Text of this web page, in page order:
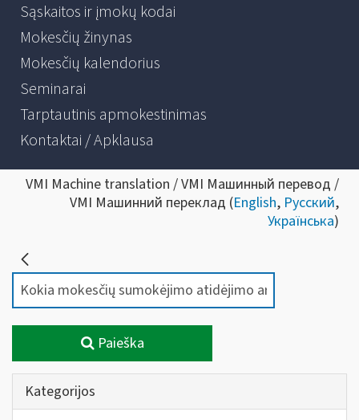
Sąskaitos ir įmokų kodai
Mokesčių žinynas
Mokesčių kalendorius
Seminarai
Tarptautinis apmokestinimas
Kontaktai / Apklausa
VMI Machine translation / VMI Машинный перевод /
VMI Машинний переклад (English, Русский,
Українська)
Paieška
Kategorijos